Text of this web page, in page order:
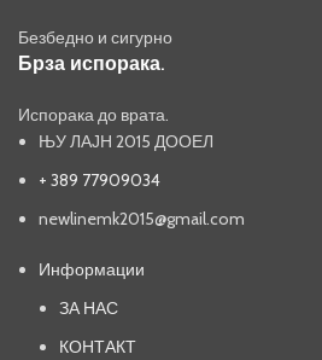
Безбедно и сигурно
Брза испорака.
Испорака до врата.
ЊУ ЛАЈН 2015 ДООЕЛ
+ 389 77909034
newlinemk2015@gmail.com
Информации
ЗА НАС
КОНТАКТ